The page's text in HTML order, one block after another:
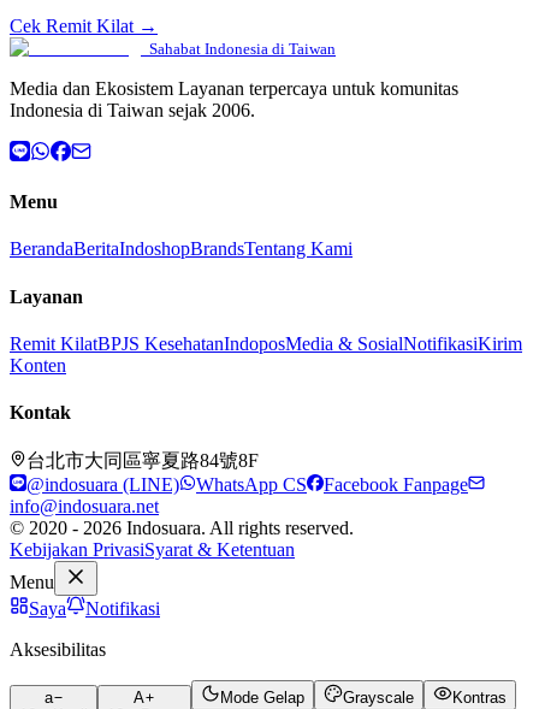
Cek Remit Kilat →
Sahabat Indonesia di Taiwan
Media dan Ekosistem Layanan terpercaya untuk komunitas
Indonesia di Taiwan sejak 2006.
Menu
BerandaBeritaIndoshopBrandsTentang Kami
Layanan
Remit KilatBPJS KesehatanIndoposMedia & SosialNotifikasiKirim
Konten
Kontak
台北市大同區寧夏路84號8F
@indosuara (LINE)
WhatsApp CS
Facebook Fanpage
info@indosuara.net
© 2020 - 2026 Indosuara. All rights reserved.
Kebijakan PrivasiSyarat & Ketentuan
Menu
Saya
Notifikasi
Aksesibilitas
a
A
Mode Gelap Grayscale Kontras